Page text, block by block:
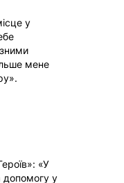
у
мене
«У
допомогу у